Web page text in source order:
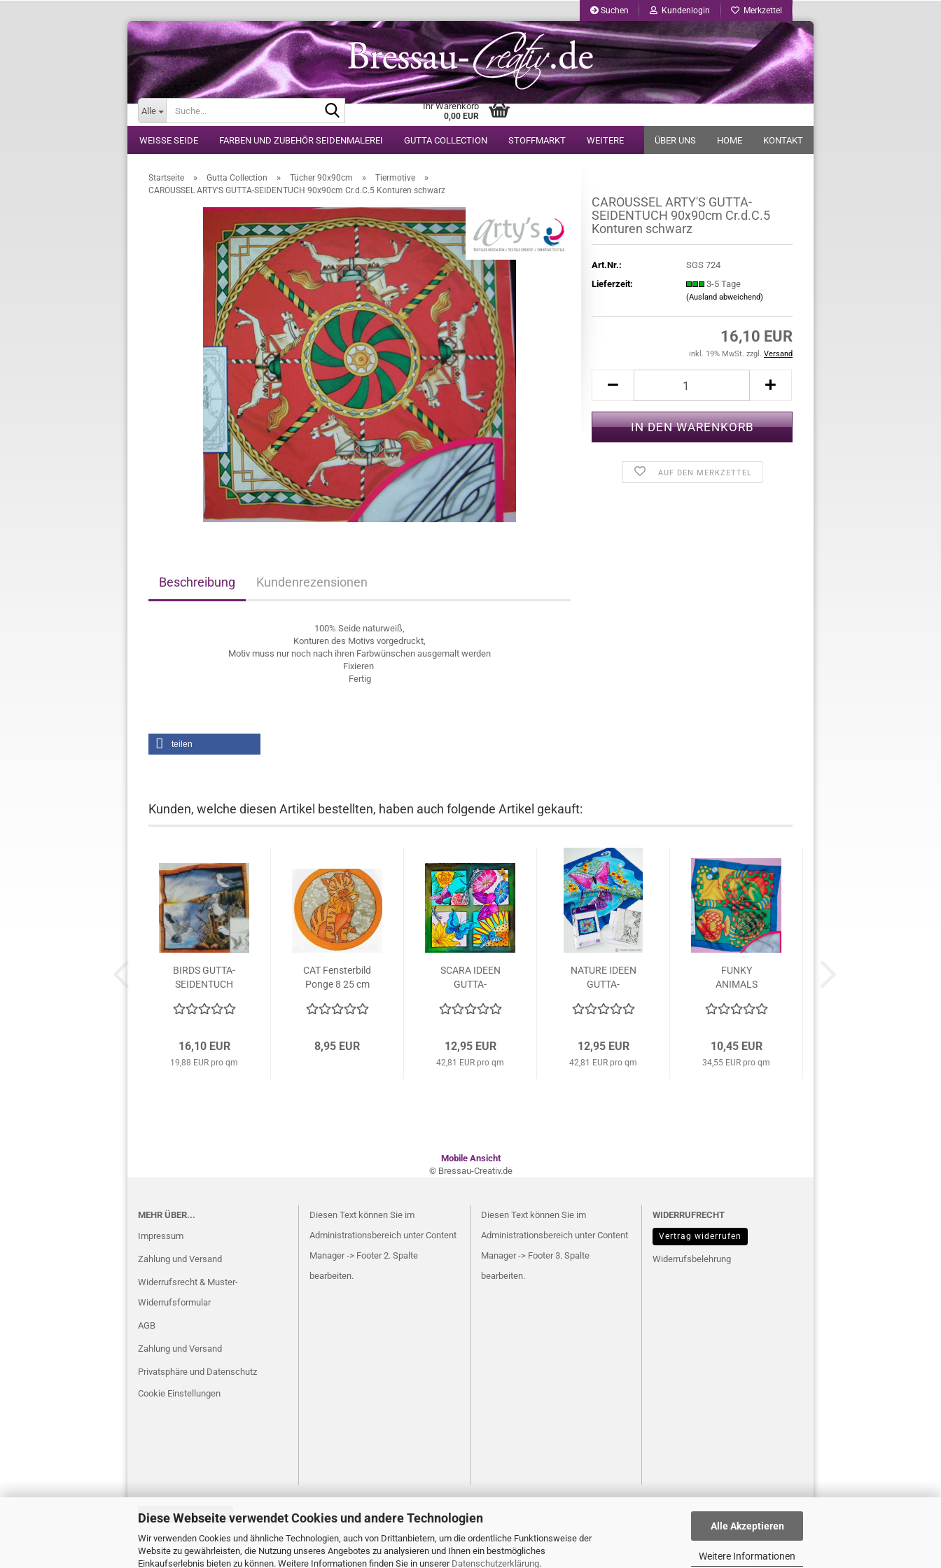
Diese Webseite verwendet Cookies und andere Technologien
Wir verwenden Cookies und ähnliche Technologien, auch von Drittanbietern, um die ordentliche Funktionsweise der
Website zu gewährleisten, die Nutzung unseres Angebotes zu analysieren und Ihnen ein bestmögliches
Einkaufserlebnis bieten zu können. Weitere Informationen finden Sie in unserer Datenschutzerklärung.
Alle Akzeptieren
Weitere Informationen
Suchen Kundenlogin Merkzettel
Alle
Suche... Ihr Warenkorb
0,00 EUR
WEISSE SEIDE FARBEN UND ZUBEHÖR SEIDENMALEREI GUTTA COLLECTION STOFFMARKT ÜBER UNS HOME KONTAKT
WEITERE
Startseite » Gutta Collection » Tücher 90x90cm » Tiermotive »
CAROUSSEL ARTY'S GUTTA-SEIDENTUCH 90x90cm Cr.d.C.5 Konturen schwarz
CAROUSSEL ARTY'S GUTTA-
SEIDENTUCH 90x90cm Cr.d.C.5
Konturen schwarz
Art.Nr.:
SGS 724
Lieferzeit:
3-5 Tage
(Ausland abweichend)
16,10 EUR
inkl. 19% MwSt. zzgl. Versand
AUF DEN MERKZETTEL
Beschreibung Kundenrezensionen
100% Seide naturweiß,
Konturen des Motivs vorgedruckt,
Motiv muss nur noch nach ihren Farbwünschen ausgemalt werden
Fixieren
Fertig
teilen
Kunden, welche diesen Artikel bestellten, haben auch folgende Artikel gekauft:
BIRDS GUTTA-
SEIDENTUCH
Ponge 5
16,10 EUR
19,88 EUR pro qm
CAT Fensterbild
Ponge 8 25 cm
Konturen...
8,95 EUR
SCARA IDEEN
GUTTA-
55x55cm
12,95 EUR
42,81 EUR pro qm
NATURE IDEEN
GUTTA-
55x55cm
12,95 EUR
42,81 EUR pro qm
FUNKY
ANIMALS
SEIDENTUCH
10,45 EUR
34,55 EUR pro qm
Mobile Ansicht
© Bressau-Creativ.de
MEHR ÜBER...
Impressum
Zahlung und Versand
Widerrufsrecht & Muster-
Widerrufsformular
AGB
Zahlung und Versand
Privatsphäre und Datenschutz
Cookie Einstellungen
Diesen Text können Sie im
Administrationsbereich unter Content
Manager -> Footer 2. Spalte
bearbeiten.
Diesen Text können Sie im
Administrationsbereich unter Content
Manager -> Footer 3. Spalte
bearbeiten.
WIDERRUFRECHT
Vertrag widerrufen
Widerrufsbelehrung
Vertrag widerrufen
Webshop by Gambio.de © 2026